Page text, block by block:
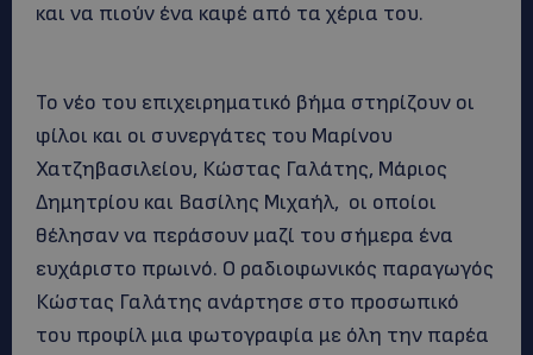
και να πιούν ένα καφέ από τα χέρια του.
Το νέο του επιχειρηματικό βήμα στηρίζουν οι
φίλοι και οι συνεργάτες του Μαρίνου
Χατζηβασιλείου, Κώστας Γαλάτης, Μάριος
Δημητρίου και Βασίλης Μιχαήλ, οι οποίοι
θέλησαν να περάσουν μαζί του σήμερα ένα
ευχάριστο πρωινό. Ο ραδιοφωνικός παραγωγός
Κώστας Γαλάτης ανάρτησε στο προσωπικό
του προφίλ μια φωτογραφία με όλη την παρέα